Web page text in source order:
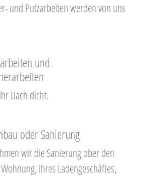
und Putzarbeiten werden von uns
und
Dach dicht.
oder Sanierung
wir die Sanierung ober den
Ihres Ladengeschäftes,